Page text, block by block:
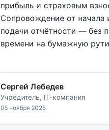
прибыль и страховым
Сопровождение от начала
подачи отчётности — без
времени на бумажную
Сергей Лебедев
Учредитель, IT-компания
05 ноября 2025